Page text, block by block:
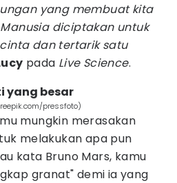
yang membuat kita
diciptakan untuk
dan tertarik satu
pada Live Science.
yang besar
pressfoto)
mungkin merasakan
melakukan apa pun
kata Bruno Mars, kamu
granat" demi ia yang